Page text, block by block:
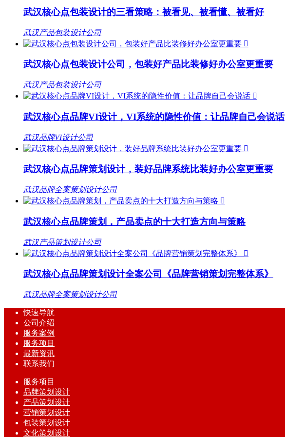
武汉核心点包装设计的三看策略：被看见、被看懂、被看好
武汉产品包装设计公司

武汉核心点包装设计公司，包装好产品比装修好办公室更重要
武汉产品包装设计公司

武汉核心点品牌VI设计，VI系统的隐性价值：让品牌自己会说话
武汉品牌VI设计公司

武汉核心点品牌策划设计，装好品牌系统比装好办公室更重要
武汉品牌全案策划设计公司

武汉核心点品牌策划，产品卖点的十大打造方向与策略
武汉产品策划设计公司

武汉核心点品牌策划设计全案公司《品牌营销策划完整体系》
武汉品牌全案策划设计公司
快速导航
公司介绍
服务案例
服务项目
最新资讯
联系我们
服务项目
品牌策划设计
产品策划设计
营销策划设计
包装策划设计
文化策划设计